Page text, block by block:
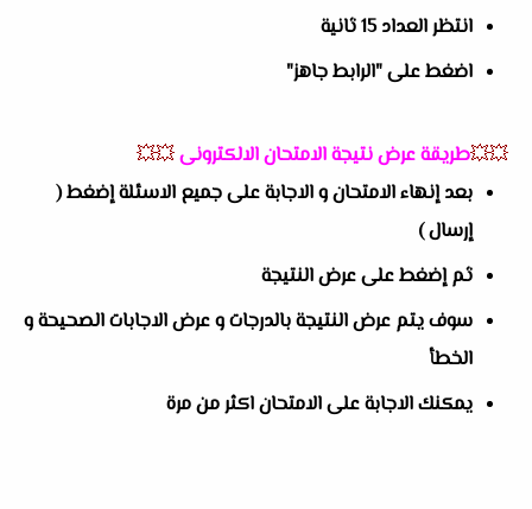
انتظر العداد 15 ثانية
اضغط على "الرابط جاهز"
💥💥طريقة عرض نتيجة الامتحان الالكترونى💥💥
بعد إنهاء الامتحان و الاجابة على جميع الاسئلة إضغط (
إرسال )
ثم إضغط على عرض النتيجة
سوف يتم عرض النتيجة بالدرجات و عرض الاجابات الصحيحة و
الخطأ
يمكنك الاجابة على الامتحان اكثر من مرة